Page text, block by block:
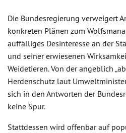
Die Bundesregierung verweigert
konkreten Plänen zum
auffälliges Desinteresse an der
und seiner erwiesenen
Weidetieren. Von der angeblich
Herdenschutz laut
sich in den Antworten der
keine Spur.
Stattdessen wird offenbar auf